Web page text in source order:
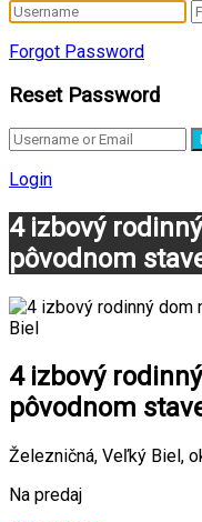
Forgot Password
Reset Password
Login
4 izbový
pôvodnom
4 izbový
pôvodnom
Železničná, Veľký Biel,
Na predaj